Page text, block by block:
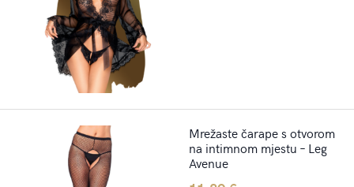
Mrežaste čarape s otvorom
na intimnom mjestu – Leg
Avenue